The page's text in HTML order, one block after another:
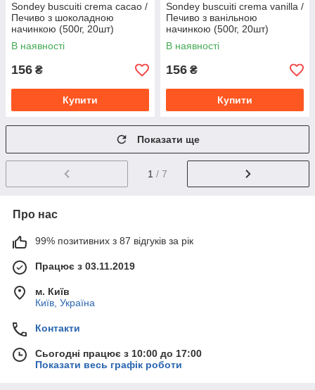
Sondey buscuiti crema cacao /
Печиво з шоколадною
начинкою (500г, 20шт)
В наявності
156 ₴
Купити
Sondey buscuiti crema vanilla /
Печиво з ванільною
начинкою (500г, 20шт)
В наявності
156 ₴
Купити
Показати ще
1 / 7
Про нас
99% позитивних з 87 відгуків за рік
Працює з 03.11.2019
м. Київ
Київ, Україна
Контакти
Сьогодні працює з 10:00 до 17:00
Показати весь графік роботи